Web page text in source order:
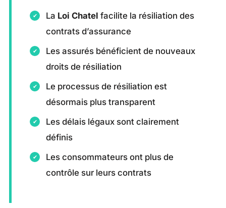
La Loi Chatel facilite la résiliation des
contrats d’assurance
Les assurés bénéficient de nouveaux
droits de résiliation
Le processus de résiliation est
désormais plus transparent
Les délais légaux sont clairement
définis
Les consommateurs ont plus de
contrôle sur leurs contrats